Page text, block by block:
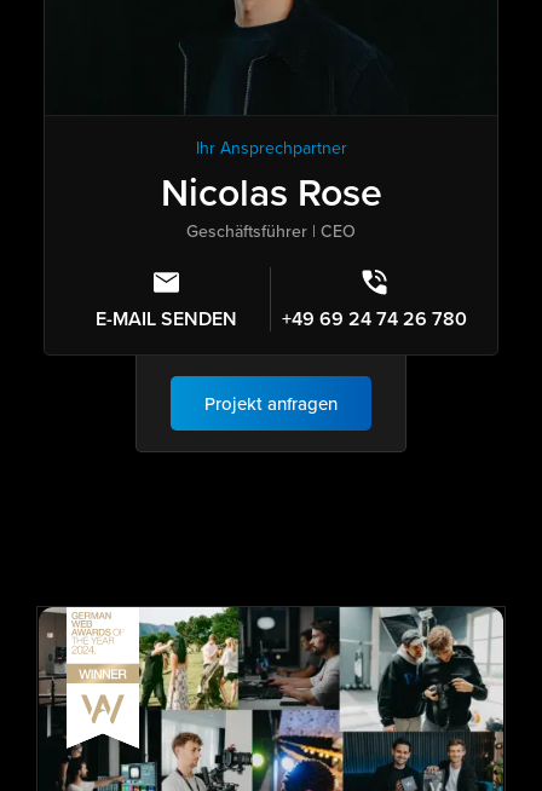
Ihr Ansprechpartner
Nicolas Rose
Geschäftsführer | CEO
E-MAIL SENDEN +49 69 24 74 26 780
Projekt anfragen